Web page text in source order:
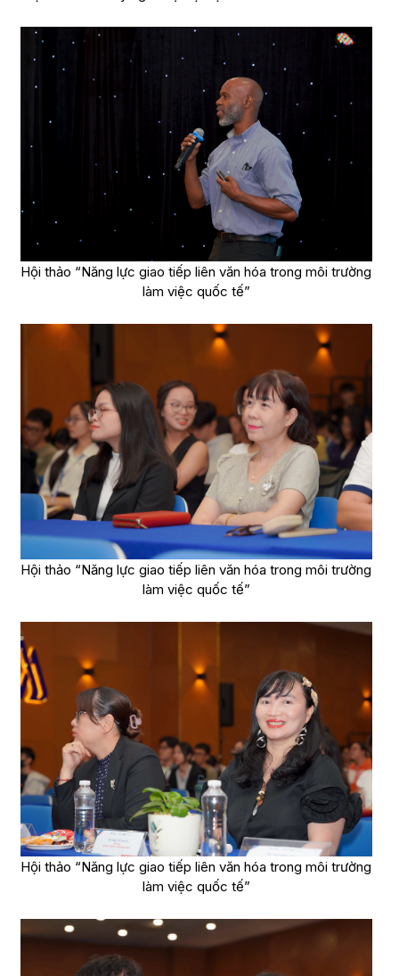
Hội thảo “Năng lực giao tiếp liên văn hóa trong môi trường
làm việc quốc tế”
Hội thảo “Năng lực giao tiếp liên văn hóa trong môi trường
làm việc quốc tế”
Hội thảo “Năng lực giao tiếp liên văn hóa trong môi trường
làm việc quốc tế”